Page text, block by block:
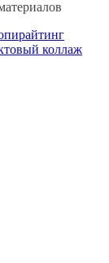
коллаж